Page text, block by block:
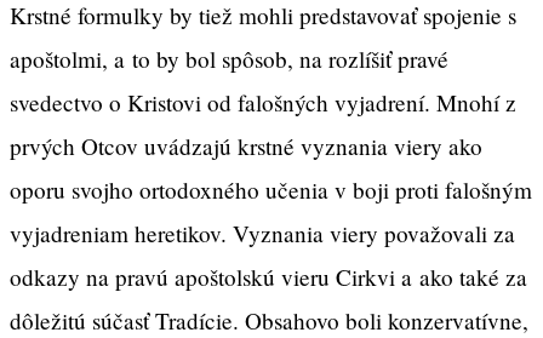
Krstné formulky by tiež mohli predstavovať spojenie s
apoštolmi, a to by bol spôsob, na rozlíšiť pravé
svedectvo o Kristovi od falošných vyjadrení. Mnohí z
prvých Otcov uvádzajú krstné vyznania viery ako
oporu svojho ortodoxného učenia v boji proti falošným
vyjadreniam heretikov. Vyznania viery považovali za
odkazy na pravú apoštolskú vieru Cirkvi a ako také za
dôležitú súčasť Tradície. Obsahovo boli konzervatívne,